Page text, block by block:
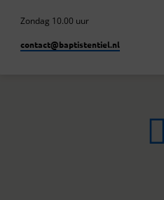
Zondag 10.00 uur
contact​@baptistentiel.nl